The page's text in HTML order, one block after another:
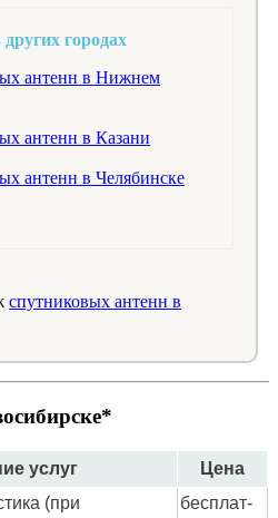
городах
антенн в Нижнем
антенн в Казани
антенн в Челябинске
спутниковых антенн в
услуг
Цена
(при
бес­плат­